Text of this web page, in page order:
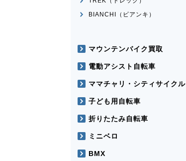
BIANCHI（ビアンキ）
マウンテンバイク買取
電動アシスト自転車
ママチャリ・シティサイクル
子ども用自転車
折りたたみ自転車
ミニベロ
BMX